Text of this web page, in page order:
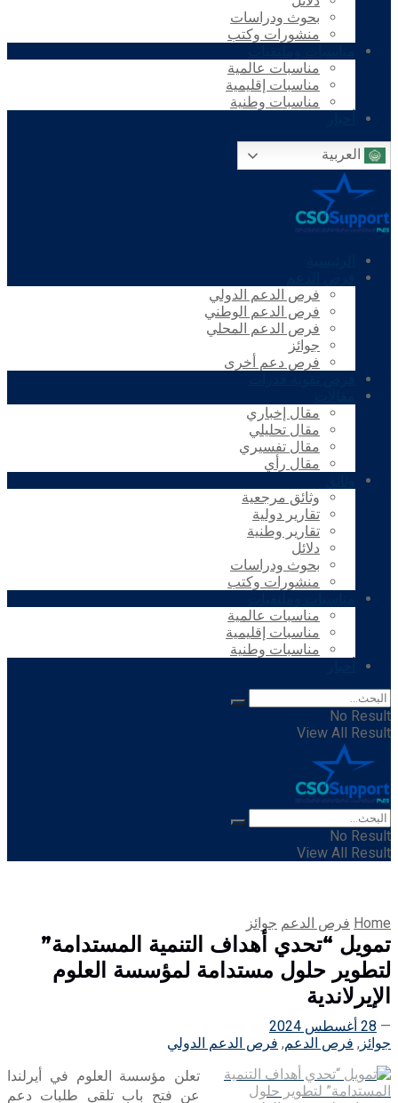
بحوث ودراسات
منشورات وكتب
مناسبات عالمية
مناسبات إقليمية
مناسبات وطنية
العربية
فرص الدعم الدولي
فرص الدعم الوطني
فرص الدعم المحلي
جوائز
فرص دعم أخرى
مقال إخباري
مقال تحليلي
مقال تفسيري
مقال رأي
وثائق مرجعية
تقارير دولية
تقارير وطنية
دلائل
بحوث ودراسات
منشورات وكتب
مناسبات عالمية
مناسبات إقليمية
مناسبات وطنية
No Result
View All Result
No Result
View All Result
Home فرص الدعم جوائز
تمويل “تحدي أهداف التنمية المستدامة”
لتطوير حلول مستدامة لمؤسسة العلوم
الإيرلاندية
28 أغسطس 2024
جوائز , فرص الدعم, فرص الدعم الدولي
تعلن مؤسسة العلوم في أيرلندا
عن فتح باب تلقي طلبات دعم